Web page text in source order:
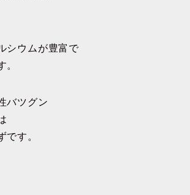
シウムが豊富で
。
バツグン
です。